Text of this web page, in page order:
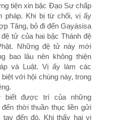
tiện xin bậc Ðạo Sư chấp
pháp. Khi bị từ chối, vị ấy
Tăng, bỏ đi đến Gayàsisa
tử của hai bậc Thánh đệ
Những đệ tử này mới
bao lâu nên không thiện
và Luật. Vị ấy làm các
với hội chúng này, trong
biết được trí của những
thời thuần thục liền gửi
tay đến đó. Khi thấy hai vị